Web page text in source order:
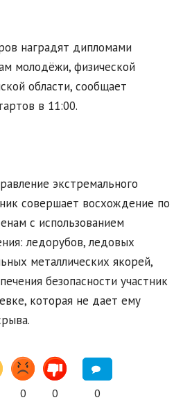
наградят дипломами
молодёжи, физической
области, сообщает
в 11:00.
экстремального
совершает восхождение по
с использованием
ледорубов, ледовых
металлических якорей,
безопасности участник
которая не дает ему
0 0 0